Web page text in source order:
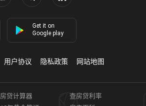
Get it on
Google play
用户协议 隐私政策
网站地图
房贷计算器
查房贷利率